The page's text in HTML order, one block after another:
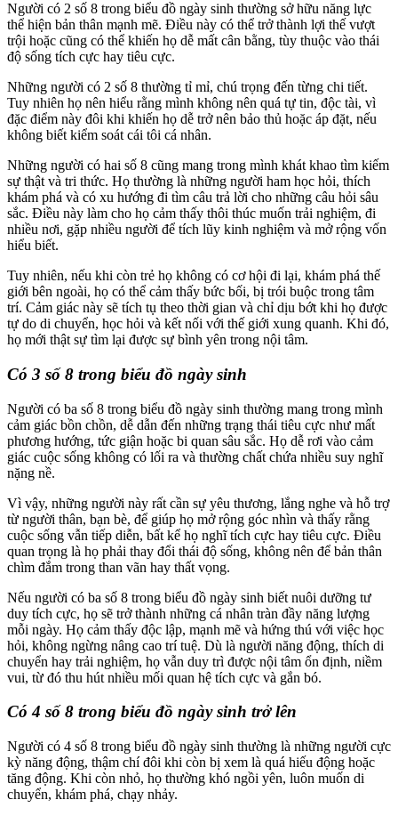
Người có 2 số 8 trong biểu đồ ngày sinh thường sở hữu năng lực
thể hiện bản thân mạnh mẽ. Điều này có thể trở thành lợi thế vượt
trội hoặc cũng có thể khiến họ dễ mất cân bằng, tùy thuộc vào thái
độ sống tích cực hay tiêu cực.
Những người có 2 số 8 thường tỉ mỉ, chú trọng đến từng chi tiết.
Tuy nhiên họ nên hiểu rằng mình không nên quá tự tin, độc tài, vì
đặc điểm này đôi khi khiến họ dễ trở nên bảo thủ hoặc áp đặt, nếu
không biết kiểm soát cái tôi cá nhân.
Những người có hai số 8 cũng mang trong mình khát khao tìm kiếm
sự thật và tri thức. Họ thường là những người ham học hỏi, thích
khám phá và có xu hướng đi tìm câu trả lời cho những câu hỏi sâu
sắc. Điều này làm cho họ cảm thấy thôi thúc muốn trải nghiệm, đi
nhiều nơi, gặp nhiều người để tích lũy kinh nghiệm và mở rộng vốn
hiểu biết.
Tuy nhiên, nếu khi còn trẻ họ không có cơ hội đi lại, khám phá thế
giới bên ngoài, họ có thể cảm thấy bức bối, bị trói buộc trong tâm
trí. Cảm giác này sẽ tích tụ theo thời gian và chỉ dịu bớt khi họ được
tự do di chuyển, học hỏi và kết nối với thế giới xung quanh. Khi đó,
họ mới thật sự tìm lại được sự bình yên trong nội tâm.
Có 3 số 8 trong biểu đồ ngày sinh
Người có ba số 8 trong biểu đồ ngày sinh thường mang trong mình
cảm giác bồn chồn, dễ dẫn đến những trạng thái tiêu cực như mất
phương hướng, tức giận hoặc bi quan sâu sắc. Họ dễ rơi vào cảm
giác cuộc sống không có lối ra và thường chất chứa nhiều suy nghĩ
nặng nề.
Vì vậy, những người này rất cần sự yêu thương, lắng nghe và hỗ trợ
từ người thân, bạn bè, để giúp họ mở rộng góc nhìn và thấy rằng
cuộc sống vẫn tiếp diễn, bất kể họ nghĩ tích cực hay tiêu cực. Điều
quan trọng là họ phải thay đổi thái độ sống, không nên để bản thân
chìm đắm trong than vãn hay thất vọng.
Nếu người có ba số 8 trong biểu đồ ngày sinh biết nuôi dưỡng tư
duy tích cực, họ sẽ trở thành những cá nhân tràn đầy năng lượng
mỗi ngày. Họ cảm thấy độc lập, mạnh mẽ và hứng thú với việc học
hỏi, không ngừng nâng cao trí tuệ. Dù là người năng động, thích di
chuyển hay trải nghiệm, họ vẫn duy trì được nội tâm ổn định, niềm
vui, từ đó thu hút nhiều mối quan hệ tích cực và gắn bó.
Có 4 số 8 trong biểu đồ ngày sinh trở lên
Người có 4 số 8 trong biểu đồ ngày sinh thường là những người cực
kỳ năng động, thậm chí đôi khi còn bị xem là quá hiếu động hoặc
tăng động. Khi còn nhỏ, họ thường khó ngồi yên, luôn muốn di
chuyển, khám phá, chạy nhảy.